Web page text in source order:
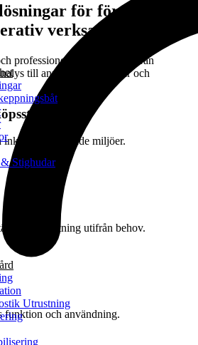
Stighudar
Utrustning
för försvar,
verksamhet
professionella användare – från
till anpassade lösningar och
för krävande miljöer.
rätt utrustning utifrån behov.
och användning.